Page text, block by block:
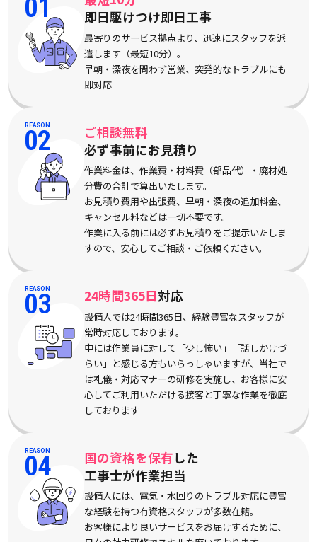
01
即日駆けつけ即日工事
最寄りのサービス拠点より、迅速にスタッフを派
遣します（最短10分）。
早朝・深夜を問わず営業、突発的なトラブルにも
即対応
REASON
02
ご相談無料
必ず事前にお見積り
作業料金は、作業費・材料費（部品代）・廃材処
分費の合計で算出いたします。
お見積り費用や出張費、早朝・深夜の追加料金、
キャンセル料などは一切不要です。
作業に入る前には必ずお見積りをご提示いたしま
すので、安心してご相談・ご依頼ください。
REASON
03 24時間365日対応
設備人では24時間365日、経験豊富なスタッフが
常時対応しております。
中には作業員に対して「少し怖い」「話しかけづ
らい」と感じる方もいらっしゃいますが、当社で
は礼儀・対応マナーの研修を実施し、お客様に安
心してご利用いただける接客と丁寧な作業を徹底
しております
REASON
04 国の資格を保有した
工事士が作業担当
設備人には、電気・水回りのトラブル対応に豊富
な経験を持つ有資格スタッフが多数在籍。
お客様により良いサービスをお届けするために、